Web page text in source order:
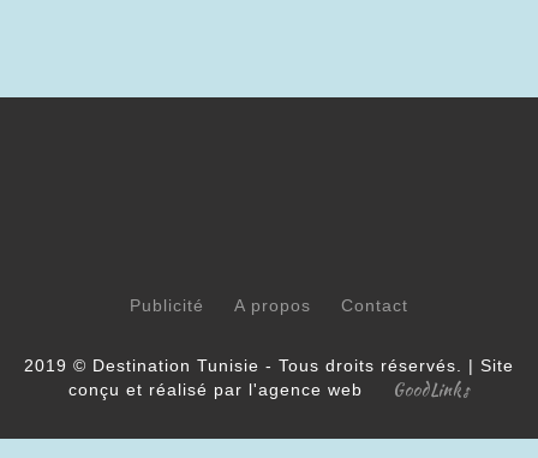
Publicité A propos Contact
2019 © Destination Tunisie - Tous droits réservés. | Site
conçu et réalisé par l'agence web
GoodLinks